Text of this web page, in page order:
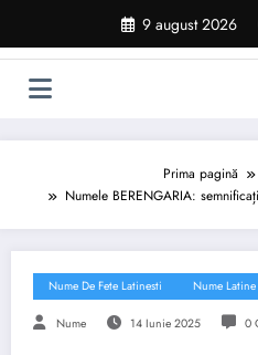
conținut
9 august 2026
Prima pagină
Numele BERENGARIA:
Nume De Fete Latinesti Nume Latine
Nume 14 Iunie 2025 0